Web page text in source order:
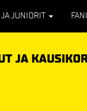
JUNIORIT
JA